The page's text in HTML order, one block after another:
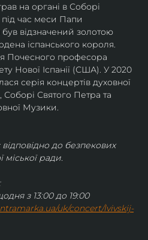
на органі в Соборі
час меси Папи
відзначений золотою
іспанського короля.
Почесного професора
Нової Іспанії (США). У 2020
серія концертів духовної
Святого Петра та
Музики.
до безпекових
міської ради.
з 13:00 до 19:00
uk/concert/lvivskij-